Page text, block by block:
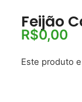
Feijão
R$0,00
Este produto